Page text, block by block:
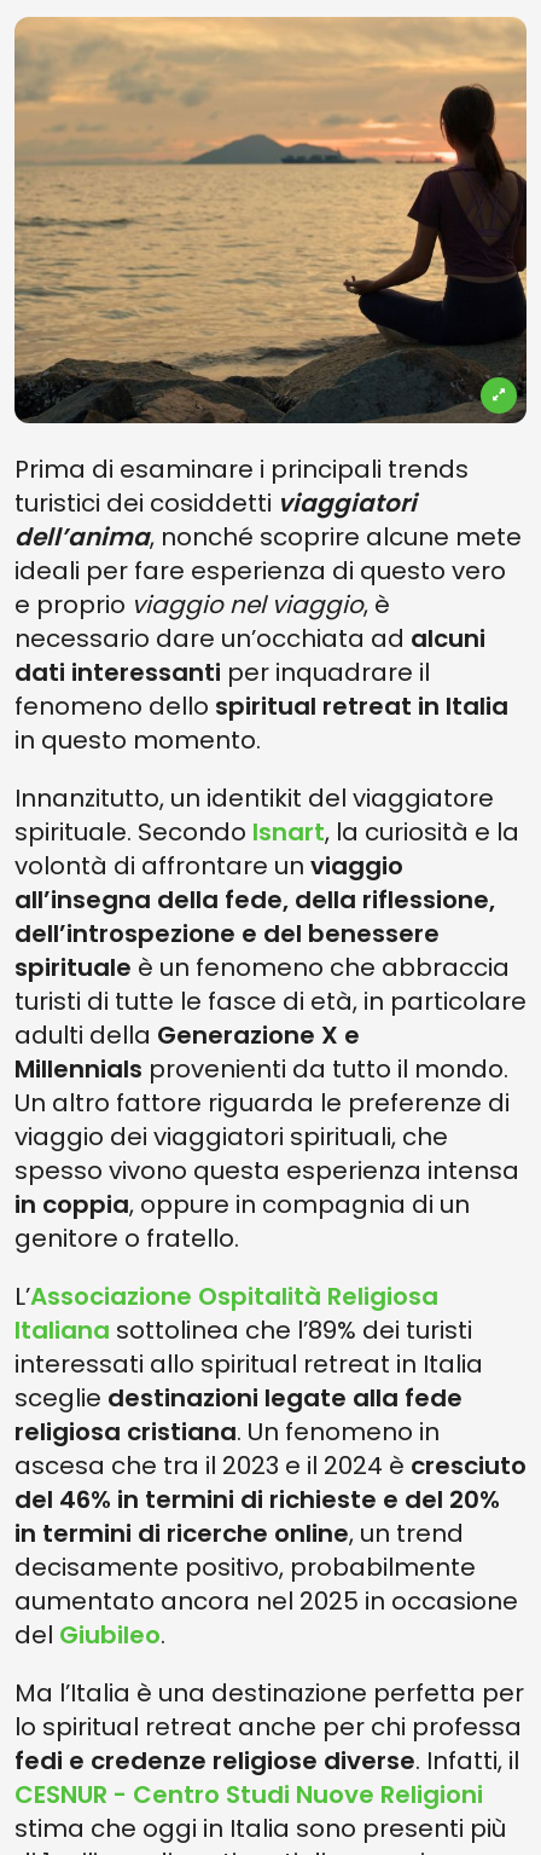
Prima di esaminare i principali trends
turistici dei cosiddetti viaggiatori
dell’anima, nonché scoprire alcune mete
ideali per fare esperienza di questo vero
e proprio viaggio nel viaggio, è
necessario dare un’occhiata ad alcuni
dati interessanti per inquadrare il
fenomeno dello spiritual retreat in Italia
in questo momento.
Innanzitutto, un identikit del viaggiatore
spirituale. Secondo Isnart, la curiosità e la
volontà di affrontare un viaggio
all’insegna della fede, della riflessione,
dell’introspezione e del benessere
spirituale è un fenomeno che abbraccia
turisti di tutte le fasce di età, in particolare
adulti della Generazione X e
Millennials provenienti da tutto il mondo.
Un altro fattore riguarda le preferenze di
viaggio dei viaggiatori spirituali, che
spesso vivono questa esperienza intensa
in coppia, oppure in compagnia di un
genitore o fratello.
L’Associazione Ospitalità Religiosa
Italiana sottolinea che l’89% dei turisti
interessati allo spiritual retreat in Italia
sceglie destinazioni legate alla fede
religiosa cristiana. Un fenomeno in
ascesa che tra il 2023 e il 2024 è cresciuto
del 46% in termini di richieste e del 20%
in termini di ricerche online, un trend
decisamente positivo, probabilmente
aumentato ancora nel 2025 in occasione
del Giubileo.
Ma l’Italia è una destinazione perfetta per
lo spiritual retreat anche per chi professa
fedi e credenze religiose diverse. Infatti, il
CESNUR - Centro Studi Nuove Religioni
stima che oggi in Italia sono presenti più